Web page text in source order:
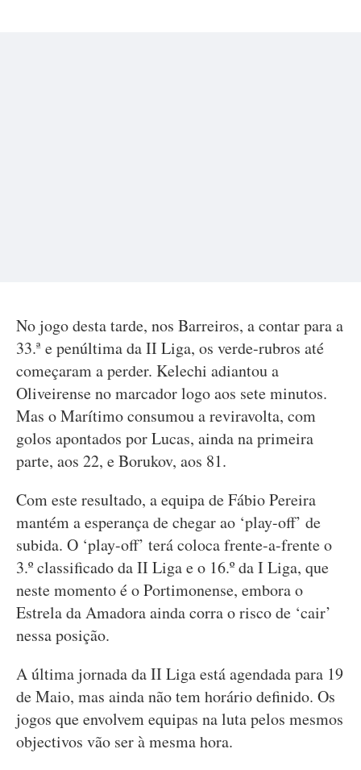
No jogo desta tarde, nos Barreiros, a contar para a
33.ª e penúltima da II Liga, os verde-rubros até
começaram a perder. Kelechi adiantou a
Oliveirense no marcador logo aos sete minutos.
Mas o Marítimo consumou a reviravolta, com
golos apontados por Lucas, ainda na primeira
parte, aos 22, e Borukov, aos 81.
Com este resultado, a equipa de Fábio Pereira
mantém a esperança de chegar ao ‘play-off’ de
subida. O ‘play-off’ terá coloca frente-a-frente o
3.º classificado da II Liga e o 16.º da I Liga, que
neste momento é o Portimonense, embora o
Estrela da Amadora ainda corra o risco de ‘cair’
nessa posição.
A última jornada da II Liga está agendada para 19
de Maio, mas ainda não tem horário definido. Os
jogos que envolvem equipas na luta pelos mesmos
objectivos vão ser à mesma hora.